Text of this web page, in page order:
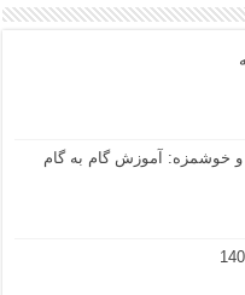
و خوشمزه: آموزش گام به گام